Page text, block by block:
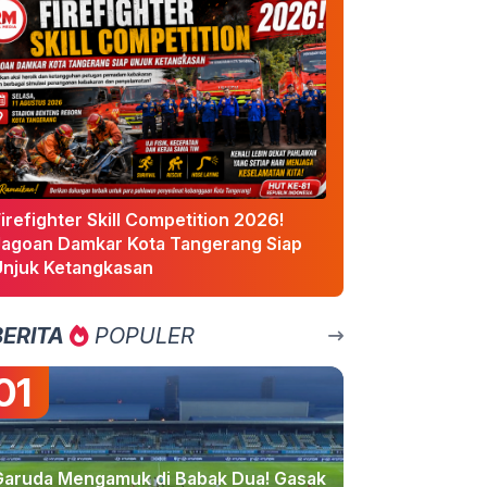
Skill Competition 2026!
Damkar Kota Tangerang Siap
Ketangkasan
POPULER
Mengamuk di Babak Dua! Gasak